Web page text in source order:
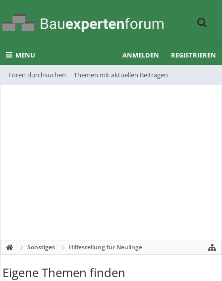
MENU
Foren durchsuchen Themen mit aktuellen Beiträgen
ANMELDEN REGISTRIEREN
Sonstiges Hilfestellung für Neulinge
Eigene Themen finden